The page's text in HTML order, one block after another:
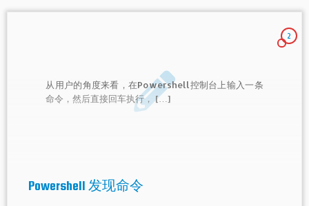
2
从用户的角度来看，在Powershell控制台上输入一条
命令，然后直接回车执行， […]
Powershell 发现命令